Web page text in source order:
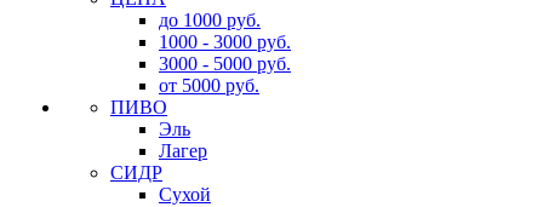
до 1000 руб.
1000 - 3000 руб.
3000 - 5000 руб.
от 5000 руб.
ПИВО
Эль
Лагер
СИДР
Сухой